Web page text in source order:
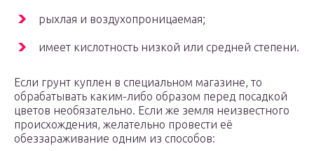
рыхлая и воздухопроницаемая;
имеет кислотность низкой или средней степени.
Если грунт куплен в специальном магазине, то
обрабатывать каким-либо образом перед посадкой
цветов необязательно. Если же земля неизвестного
происхождения, желательно провести её
обеззараживание одним из способов: